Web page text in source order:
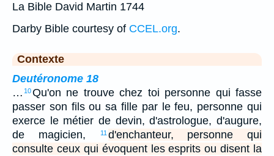
La Bible David Martin 1744
Darby Bible courtesy of CCEL.org.
Contexte
Deutéronome 18
… 10Qu'on ne trouve chez toi personne qui fasse
passer son fils ou sa fille par le feu, personne qui
exerce le métier de devin, d'astrologue, d'augure,
de magicien,
11 d'enchanteur, personne qui
consulte ceux qui évoquent les esprits ou disent la